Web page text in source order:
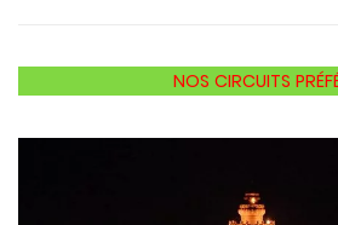
NOS CIRCUITS